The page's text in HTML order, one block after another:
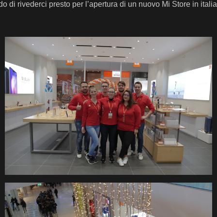
di rivederci presto per l’apertura di un nuovo Mi Store in